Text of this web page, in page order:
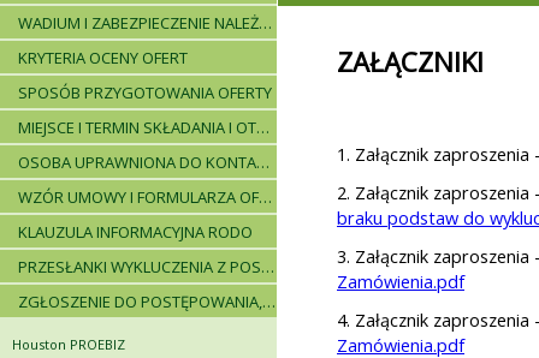
WADIUM I ZABEZPIECZENIE NALEŻYTEGO WYKONANIA UMOWY
KRYTERIA OCENY OFERT
SPOSÓB PRZYGOTOWANIA OFERTY
MIEJSCE I TERMIN SKŁADANIA I OTWARCIA OFERT - PRZEBIEG POSTĘPOWANIA
OSOBA UPRAWNIONA DO KONTAKTÓW
WZÓR UMOWY I FORMULARZA OFERTOWEGO
KLAUZULA INFORMACYJNA RODO
PRZESŁANKI WYKLUCZENIA Z POSTĘPOWANIA
ZGŁOSZENIE DO POSTĘPOWANIA, ZASADY I INSTRUKCJE
Houston PROEBIZ
ZAŁĄCZNIKI
1. Załącznik
2. Załącznik
braku podstaw do
3. Załącznik
Zamówienia.pdf
4. Załącznik
Zamówienia.pdf